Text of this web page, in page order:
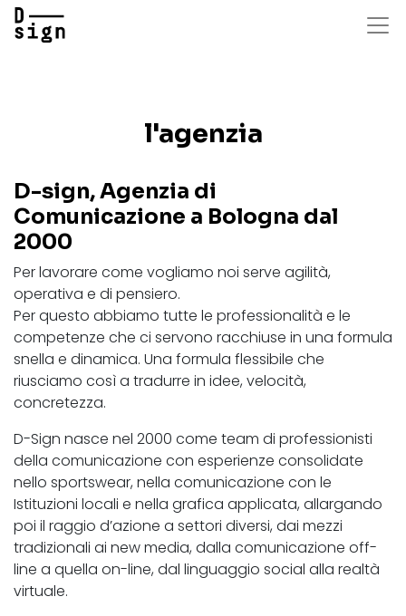
l'agenzia
D-sign, Agenzia di
Comunicazione a Bologna dal
2000
Per lavorare come vogliamo noi serve agilità,
operativa e di pensiero.
Per questo abbiamo tutte le professionalità e le
competenze che ci servono racchiuse in una formula
snella e dinamica. Una formula flessibile che
riusciamo così a tradurre in idee, velocità,
concretezza.
D-Sign nasce nel 2000 come team di professionisti
della comunicazione con esperienze consolidate
nello sportswear, nella comunicazione con le
Istituzioni locali e nella grafica applicata, allargando
poi il raggio d’azione a settori diversi, dai mezzi
tradizionali ai new media, dalla comunicazione off-
line a quella on-line, dal linguaggio social alla realtà
virtuale.